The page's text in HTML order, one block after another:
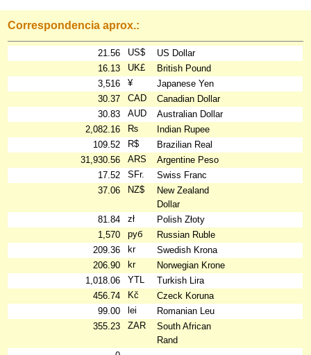
Correspondencia aprox.:
21.56 US$
US Dollar
16.13
UK£
British Pound
3,516
¥
Japanese Yen
30.37
CAD
Canadian Dollar
30.83
AUD
Australian Dollar
2,082.16
₨
Indian Rupee
109.52
R$
Brazilian Real
31,930.56
ARS
Argentine Peso
17.52
SFr.
Swiss Franc
37.06
NZ$
New Zealand
Dollar
81.84
zł
Polish Złoty
1,570
руб
Russian Ruble
209.36
kr
Swedish Krona
206.90
kr
Norwegian Krone
1,018.06
YTL
Turkish Lira
456.74
Kč
Czeck Koruna
99.00
lei
Romanian Leu
355.23
ZAR
South African
Rand